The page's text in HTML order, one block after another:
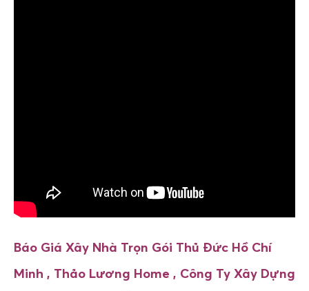
Báo Giá Xây Nhà Trọn Gói Thủ Đức Hồ Chí
Minh , Thảo Lương Home , Công Ty Xây Dựng